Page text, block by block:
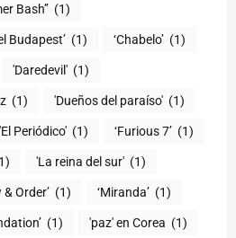
Bash’’ (1)
Budapest’ (1) ‘Chabelo’ (1)
'Daredevil' (1)
(1) 'Dueños del paraíso' (1)
'El Periódico' (1) ‘Furious 7’ (1)
'La reina del sur' (1)
& Order’ (1) ‘Miranda’ (1)
(1) 'paz' en Corea (1)